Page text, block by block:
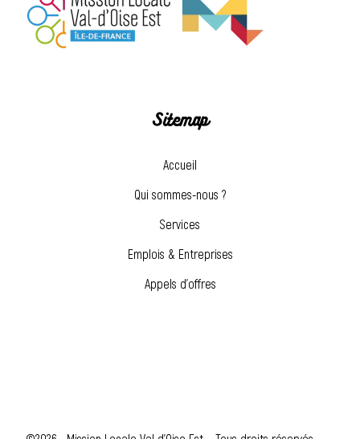
Sitemap
Accueil
Qui sommes-nous ?
Services
Emplois & Entreprises
Appels d’offres